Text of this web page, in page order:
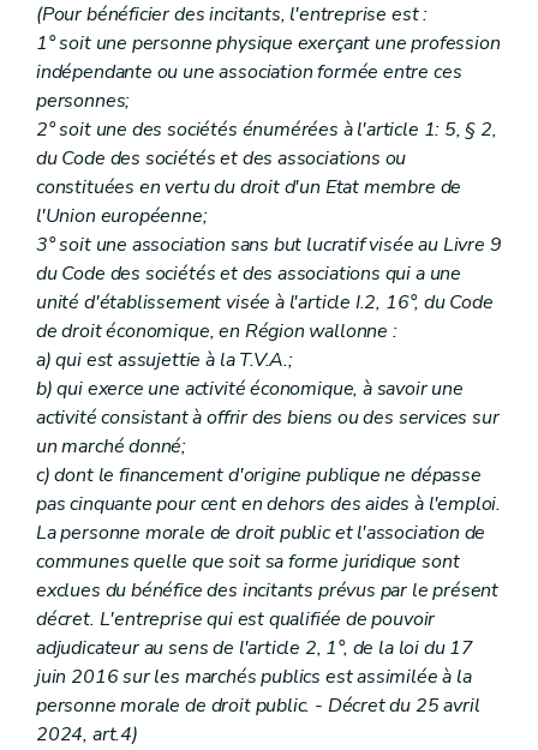
(Pour bénéficier des incitants, l'entreprise est :
1° soit une personne physique exerçant une profession
indépendante ou une association formée entre ces
personnes;
2° soit une des sociétés énumérées à l'article 1: 5, § 2,
du Code des sociétés et des associations ou
constituées en vertu du droit d'un Etat membre de
l'Union européenne;
3° soit une association sans but lucratif visée au Livre 9
du Code des sociétés et des associations qui a une
unité d'établissement visée à l'article I.2, 16°, du Code
de droit économique, en Région wallonne :
a) qui est assujettie à la T.V.A.;
b) qui exerce une activité économique, à savoir une
activité consistant à offrir des biens ou des services sur
un marché donné;
c) dont le financement d'origine publique ne dépasse
pas cinquante pour cent en dehors des aides à l'emploi.
La personne morale de droit public et l'association de
communes quelle que soit sa forme juridique sont
exclues du bénéfice des incitants prévus par le présent
décret. L'entreprise qui est qualifiée de pouvoir
adjudicateur au sens de l'article 2, 1°, de la loi du 17
juin 2016 sur les marchés publics est assimilée à la
personne morale de droit public. - Décret du 25 avril
2024, art.4)